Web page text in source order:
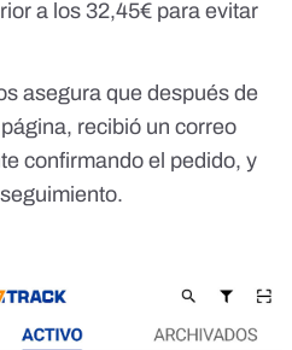
a los 32,45€ para evitar
asegura que después de
recibió un correo
confirmando el pedido, y